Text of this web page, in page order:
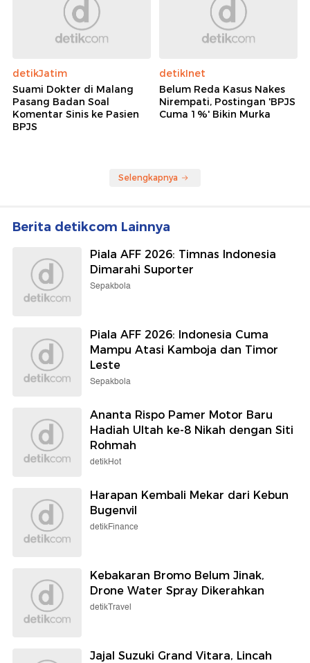
detikJatim
Suami Dokter di Malang
Pasang Badan Soal
Komentar Sinis ke Pasien
BPJS
detikInet
Belum Reda Kasus Nakes
Nirempati, Postingan 'BPJS
Cuma 1%' Bikin Murka
Selengkapnya
Berita detikcom Lainnya
Piala AFF 2026: Timnas Indonesia
Dimarahi Suporter
Sepakbola
Piala AFF 2026: Indonesia Cuma
Mampu Atasi Kamboja dan Timor
Leste
Sepakbola
Ananta Rispo Pamer Motor Baru
Hadiah Ultah ke-8 Nikah dengan Siti
Rohmah
detikHot
Harapan Kembali Mekar dari Kebun
Bugenvil
detikFinance
Kebakaran Bromo Belum Jinak,
Drone Water Spray Dikerahkan
detikTravel
Jajal Suzuki Grand Vitara, Lincah